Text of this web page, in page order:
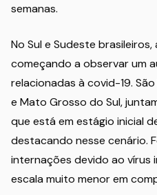
semanas.
No Sul e Sudeste
começando a observar um
relacionadas à covid-19.
e Mato Grosso do Sul,
que está em estágio inicial
destacando nesse cenário.
internações devido ao vírus
escala muito menor em